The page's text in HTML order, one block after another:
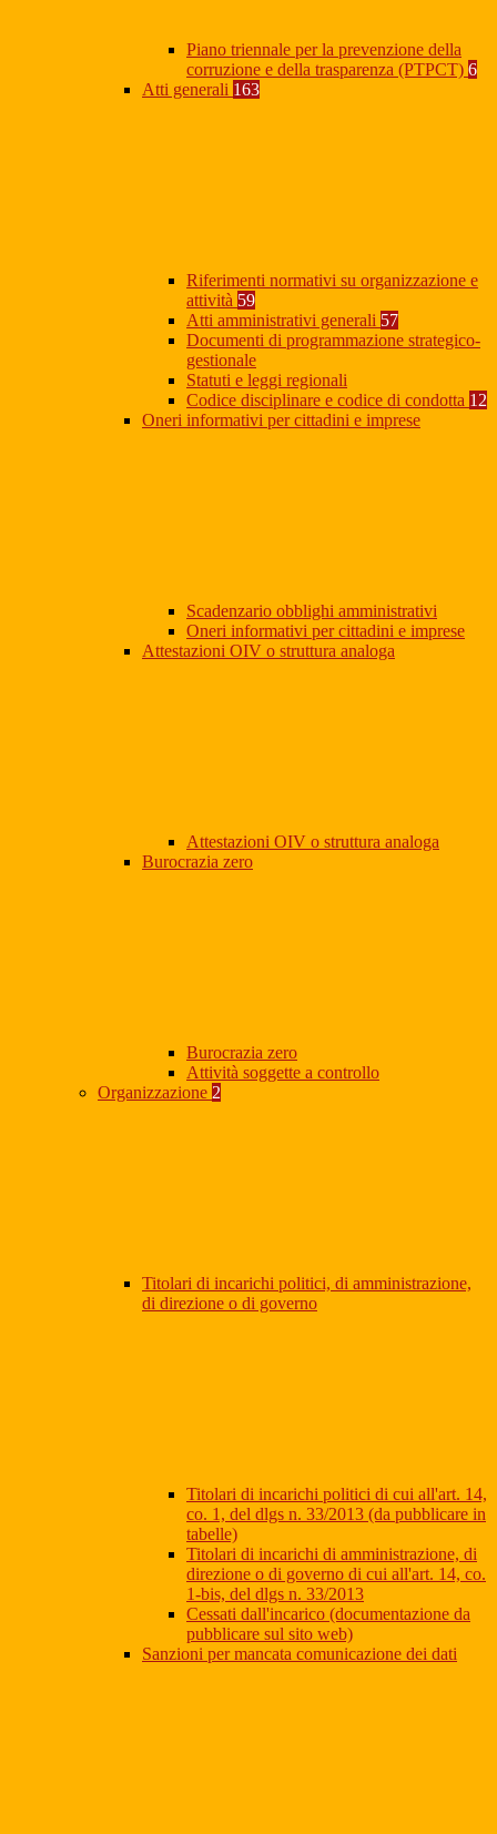
Piano triennale per la prevenzione della
corruzione e della trasparenza (PTPCT) 6
Atti generali 163
Riferimenti normativi su organizzazione e
attività 59
Atti amministrativi generali 57
Documenti di programmazione strategico-
gestionale
Statuti e leggi regionali
Codice disciplinare e codice di condotta 12
Oneri informativi per cittadini e imprese
Scadenzario obblighi amministrativi
Oneri informativi per cittadini e imprese
Attestazioni OIV o struttura analoga
Attestazioni OIV o struttura analoga
Burocrazia zero
Burocrazia zero
Attività soggette a controllo
Organizzazione 2
Titolari di incarichi politici, di amministrazione,
di direzione o di governo
Titolari di incarichi politici di cui all'art. 14,
co. 1, del dlgs n. 33/2013 (da pubblicare in
tabelle)
Titolari di incarichi di amministrazione, di
direzione o di governo di cui all'art. 14, co.
1-bis, del dlgs n. 33/2013
Cessati dall'incarico (documentazione da
pubblicare sul sito web)
Sanzioni per mancata comunicazione dei dati